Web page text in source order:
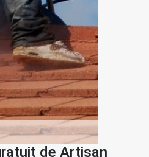
de Artisan